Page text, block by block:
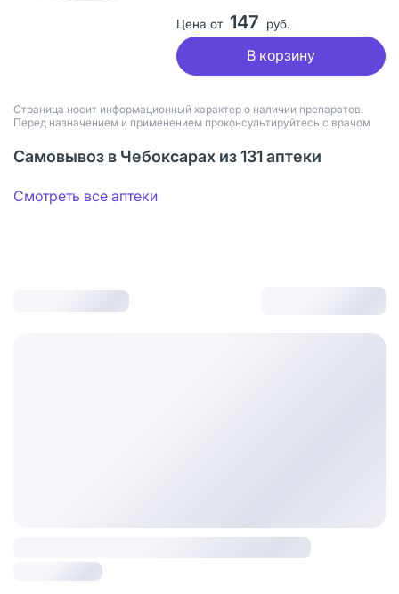
Цена от 147 руб.
В корзину
Страница носит информационный характер о наличии препаратов.
Перед назначением и применением проконсультируйтесь с врачом
Самовывоз в Чебоксарах из 131 аптеки
Смотреть все аптеки